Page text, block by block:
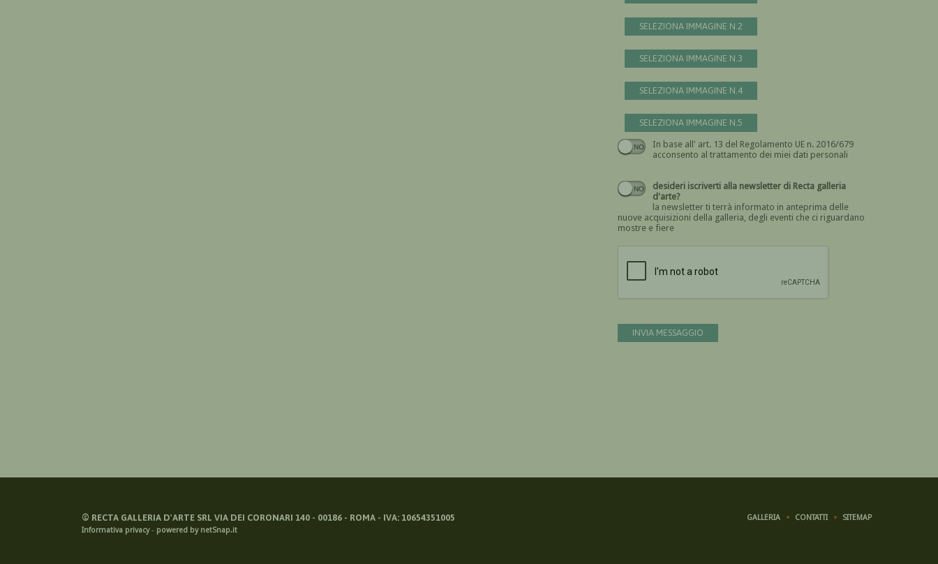
SELEZIONA IMMAGINE N.2
SELEZIONA IMMAGINE N.3
SELEZIONA IMMAGINE N.4
SELEZIONA IMMAGINE N.5
In base all' art. 13 del Regolamento UE n. 2016/679
acconsento al trattamento dei miei dati personali
Devi dare il consenso
desideri iscriverti alla newsletter di Recta galleria
d'arte?
la newsletter ti terrà informato in anteprima delle
nuove acquisizioni della galleria, degli eventi che ci riguardano
mostre e fiere
INVIA MESSAGGIO
© RECTA GALLERIA D'ARTE SRL VIA DEI CORONARI 140 - 00186 - ROMA - IVA: 10654351005
Informativa privacy- powered by netSnap.it
GALLERIA CONTATTI SITEMAP